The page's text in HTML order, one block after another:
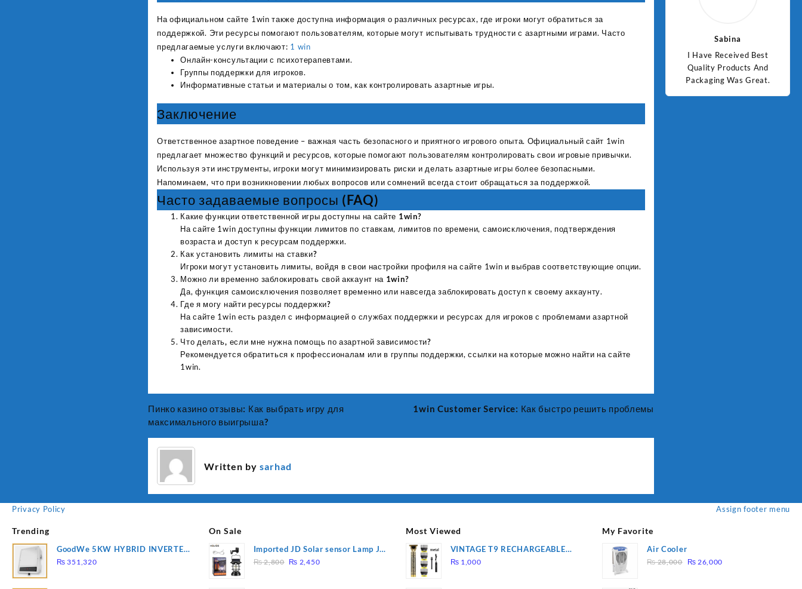
На официальном сайте 1win также доступна информация о различных ресурсах, где игроки могут обратиться за
поддержкой. Эти ресурсы помогают пользователям, которые могут испытывать трудности с азартными играми. Часто
предлагаемые услуги включают: 1 win
Онлайн-консультации с психотерапевтами.
Группы поддержки для игроков.
Информативные статьи и материалы о том, как контролировать азартные игры.
Заключение
Ответственное азартное поведение – важная часть безопасного и приятного игрового опыта. Официальный сайт 1win
предлагает множество функций и ресурсов, которые помогают пользователям контролировать свои игровые привычки.
Используя эти инструменты, игроки могут минимизировать риски и делать азартные игры более безопасными.
Напоминаем, что при возникновении любых вопросов или сомнений всегда стоит обращаться за поддержкой.
Часто задаваемые вопросы (FAQ)
Какие функции ответственной игры доступны на сайте 1win?
На сайте 1win доступны функции лимитов по ставкам, лимитов по времени, самоисключения, подтверждения
возраста и доступ к ресурсам поддержки.
Как установить лимиты на ставки?
Игроки могут установить лимиты, войдя в свои настройки профиля на сайте 1win и выбрав соответствующие опции.
Можно ли временно заблокировать свой аккаунт на 1win?
Да, функция самоисключения позволяет временно или навсегда заблокировать доступ к своему аккаунту.
Где я могу найти ресурсы поддержки?
На сайте 1win есть раздел с информацией о службах поддержки и ресурсах для игроков с проблемами азартной
зависимости.
Что делать, если мне нужна помощь по азартной зависимости?
Рекомендуется обратиться к профессионалам или в группы поддержки, ссылки на которые можно найти на сайте
1win.
Post
Пинко казино отзывы: Как выбрать игру для
максимального выигрыша?
1win Customer Service: Как быстро решить проблемы
Written bysarhad
Sabina
Jawad
Sabina
I Have Received Best
Quality Products And
Packaging Was Great.
Privacy Policy Assign footer menu
Trending
GoodWe 5KW HYBRID INVERTER
GW5K-ET
₨ 351,320
On Sale
Imported JD Solar sensor Lamp JD-
7809
₨2,800 Original
₨ 2,450Current
Most Viewed
VINTAGE T9 RECHARGEABLE
Electric Hair CLIPPER
₨ 1,000
My Favorite
Air Cooler
₨28,000
Original
₨ 26,000